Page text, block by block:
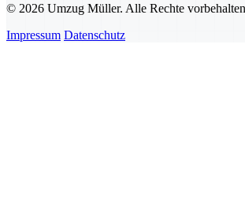
© 2026 Umzug Müller. Alle Rechte
Impressum Datenschutz